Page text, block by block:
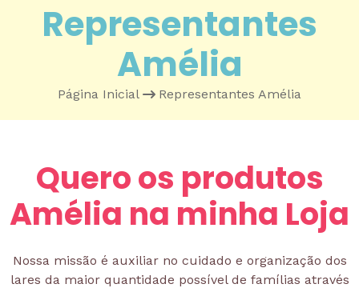
Representantes
Amélia
Página Inicial • Representantes Amélia
Quero os produtos
Amélia na minha Loja
Nossa missão é auxiliar no cuidado e organização dos
lares da maior quantidade possível de famílias através